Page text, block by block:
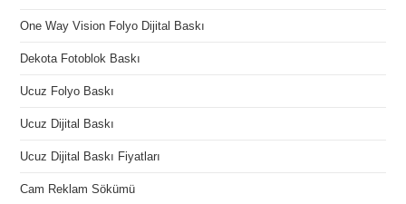
One Way Vision Folyo Dijital Baskı
Dekota Fotoblok Baskı
Ucuz Folyo Baskı
Ucuz Dijital Baskı
Ucuz Dijital Baskı Fiyatları
Cam Reklam Sökümü